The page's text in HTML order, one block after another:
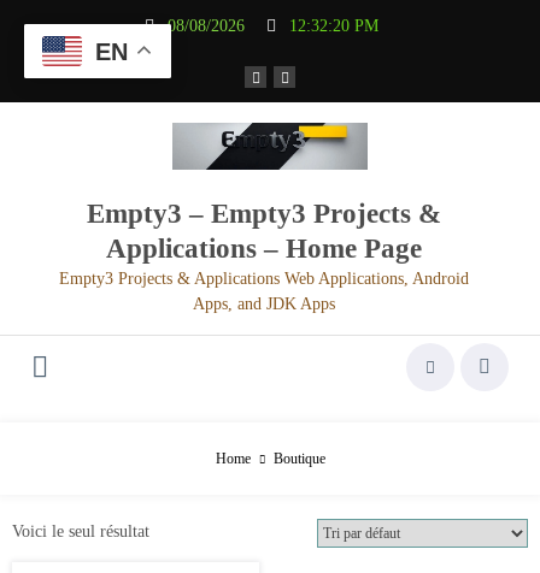
contenu
08/08/2026 12:32:20 PM
Empty3 – Empty3 Projects &
Applications – Home Page
Empty3 Projects & Applications Web Applications, Android
Apps, and JDK Apps
Home Boutique
Voici le seul résultat
EN